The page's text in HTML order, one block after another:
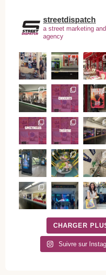
streetdispatch
a street marketing
agency
CHARGER
Suivre sur